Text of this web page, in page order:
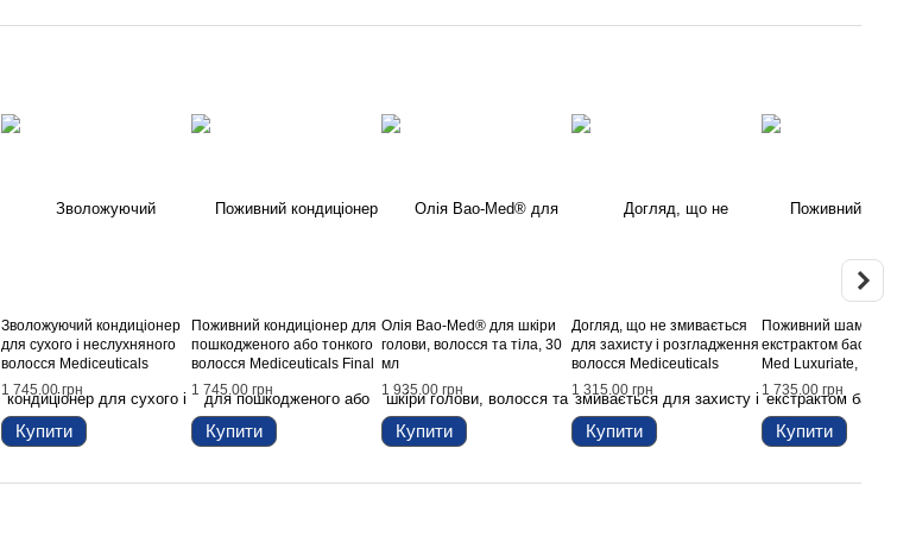
Зволожуючий кондиціонер
для сухого і неслухняного
волосся Mediceuticals
MOIST-CYTE™, 250 мл
1 745.00 грн
Купити
Поживний кондиціонер для
пошкодженого або тонкого
волосся Mediceuticals Final
Finish™, 250 мл
1 745.00 грн
Купити
Олія Bao-Med® для шкіри
голови, волосся та тіла, 30
мл
1 935.00 грн
Купити
Догляд, що не змивається
для захисту і розгладження
волосся Mediceuticals
Defend™, 250 мл
1 315.00 грн
Купити
Поживний шампунь
екстрактом
Med Luxuriate, 250
1 735.00 грн
Купити